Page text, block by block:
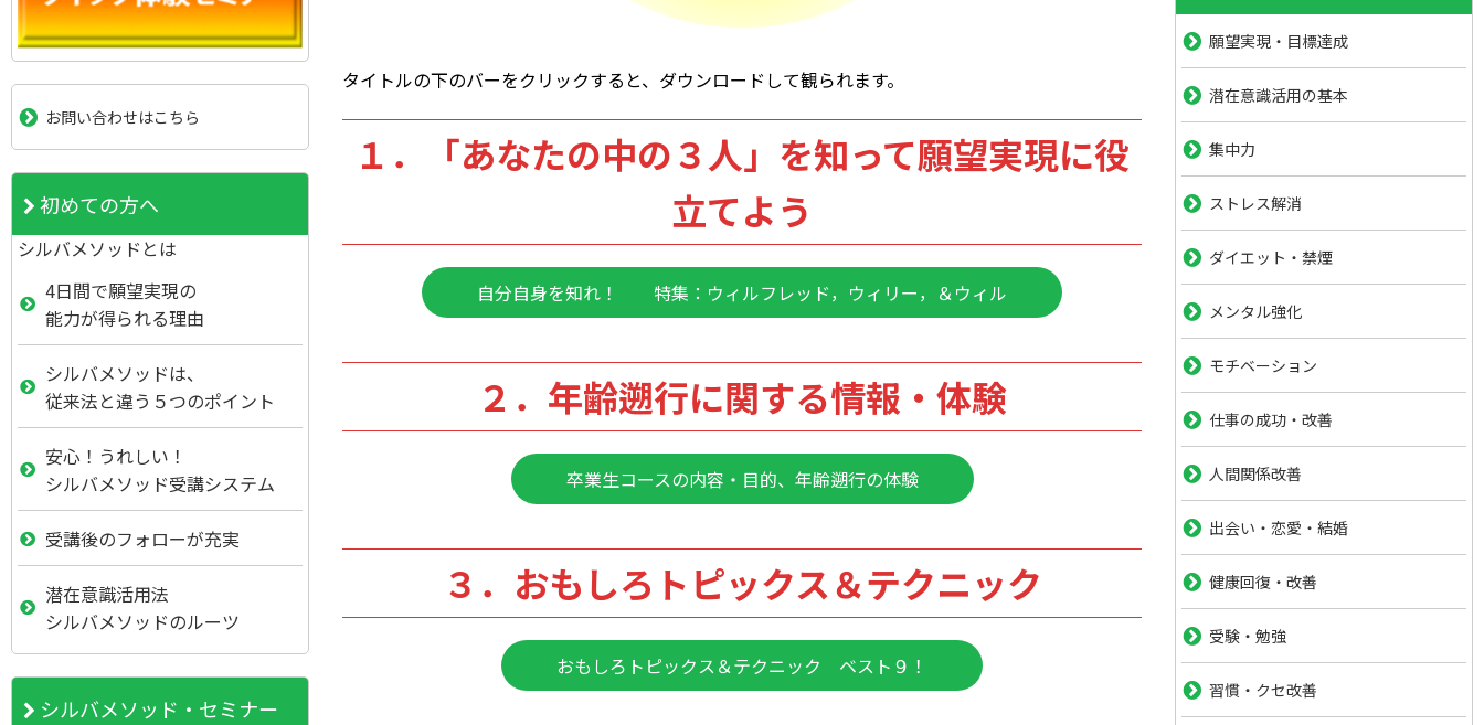
タイトルの下のバーをクリックすると、ダウンロードして観られます。
１．「あなたの中の３人」を知って願望実現に役
立てよう
自分自身を知れ！ 特集：ウィルフレッド，ウィリー，＆ウィル
２．年齢遡行に関する情報・体験
卒業生コースの内容・目的、年齢遡行の体験
３．おもしろトピックス＆テクニック
おもしろトピックス＆テクニック ベスト９！
お問い合わせはこちら
初めての方へ
シルバメソッドとは
4日間で願望実現の
能力が得られる理由
シルバメソッドは、
従来法と違う５つのポイント
安心！うれしい！
シルバメソッド受講システム
受講後のフォローが充実
潜在意識活用法
シルバメソッドのルーツ
シルバメソッド・セミナー
願望実現・目標達成
潜在意識活用の基本
集中力
ストレス解消
ダイエット・禁煙
メンタル強化
モチベーション
仕事の成功・改善
人間関係改善
出会い・恋愛・結婚
健康回復・改善
受験・勉強
習慣・クセ改善